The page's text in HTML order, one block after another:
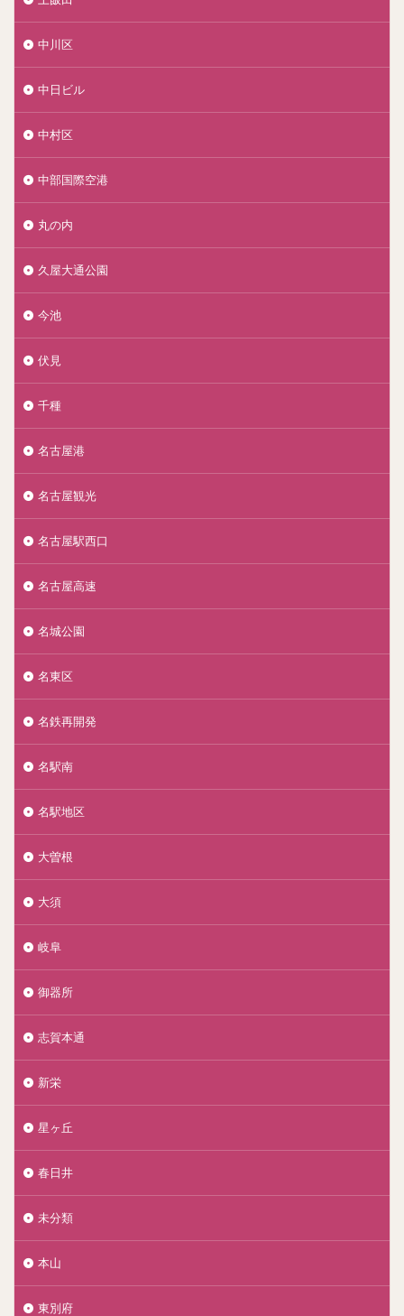
中川区
中日ビル
中村区
中部国際空港
丸の内
久屋大通公園
今池
伏見
千種
名古屋港
名古屋観光
名古屋駅西口
名古屋高速
名城公園
名東区
名鉄再開発
名駅南
名駅地区
大曽根
大須
岐阜
御器所
志賀本通
新栄
星ヶ丘
春日井
未分類
本山
東別府